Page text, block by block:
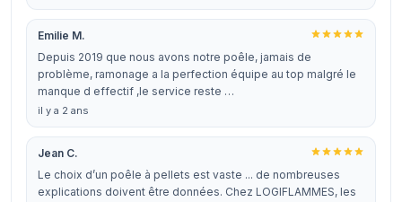
Emilie M.
Depuis 2019 que nous avons notre poêle, jamais de
problème, ramonage a la perfection équipe au top malgré le
manque d effectif ,le service reste …
il y a 2 ans
Jean C.
Le choix d’un poêle à pellets est vaste ... de nombreuses
explications doivent être données. Chez LOGIFLAMMES, les